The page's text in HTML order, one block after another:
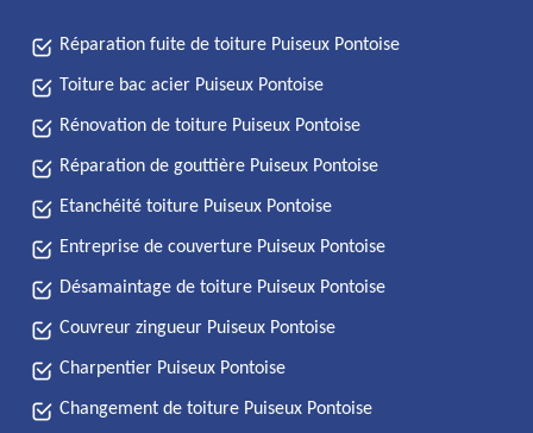
Réparation fuite de toiture Puiseux Pontoise
Toiture bac acier Puiseux Pontoise
Rénovation de toiture Puiseux Pontoise
Réparation de gouttière Puiseux Pontoise
Etanchéité toiture Puiseux Pontoise
Entreprise de couverture Puiseux Pontoise
Désamaintage de toiture Puiseux Pontoise
Couvreur zingueur Puiseux Pontoise
Charpentier Puiseux Pontoise
Changement de toiture Puiseux Pontoise